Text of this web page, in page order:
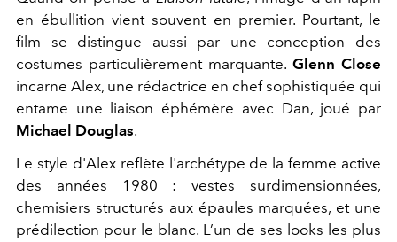
en ébullition vient souvent en premier. Pourtant, le
film se distingue aussi par une conception des
costumes particulièrement marquante. Glenn Close
incarne Alex, une rédactrice en chef sophistiquée qui
entame une liaison éphémère avec Dan, joué par
Michael Douglas.
Le style d'Alex reflète l'archétype de la femme active
des années 1980 : vestes surdimensionnées,
chemisiers structurés aux épaules marquées, et une
prédilection pour le blanc. L’un de ses looks les plus